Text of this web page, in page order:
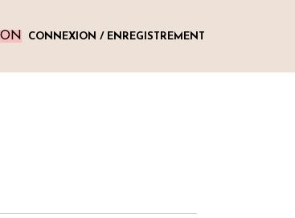
CONNEXION / ENREGISTREMENT